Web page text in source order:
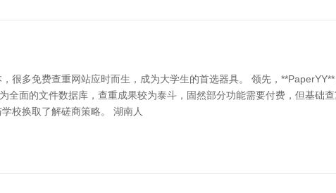
很多免费查重网站应时而生，成为大学生的首选器具。 领先，
面的文件数据库，查重成果较为泰斗，固然部分功能需要付费，但基础
校换取了解磋商策略。 湖南人